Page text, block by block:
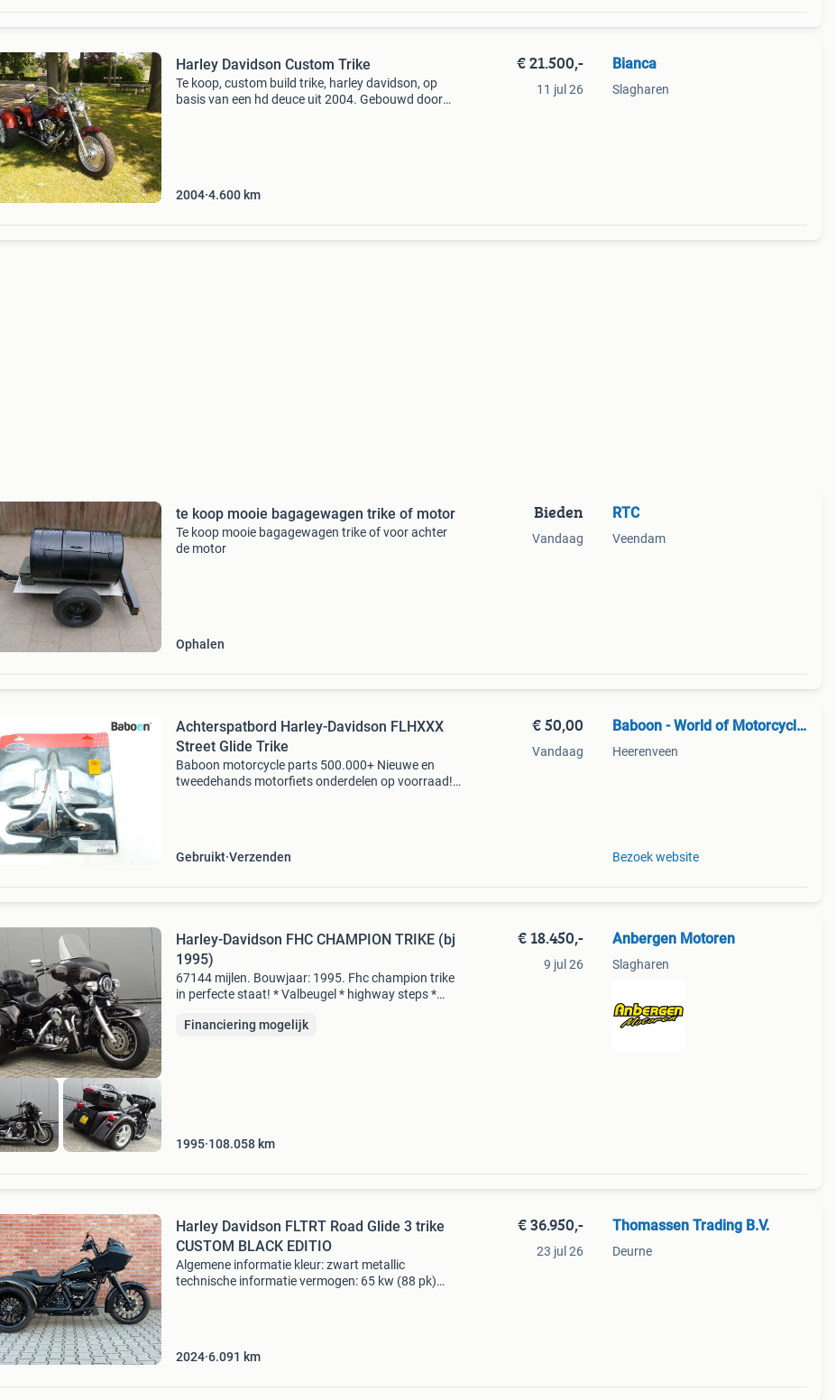
Harley Davidson Custom Trike
Te koop, custom build trike, harley davidson, op
basis van een hd deuce uit 2004. Gebouwd door
2004 4.600 km
€ 21.500,-
11 jul 26
Bianca
Slagharen
te koop mooie bagagewagen trike of motor
Te koop mooie bagagewagen trike of voor achter
de motor
Ophalen
Bieden
Vandaag
RTC
Veendam
Achterspatbord Harley-Davidson FLHXXX
Street Glide Trike
Baboon motorcycle parts 500.000+ Nieuwe en
tweedehands motorfiets onderdelen op voorraad!
Gebruikt Verzenden
€ 50,00
Vandaag
Baboon - World of Motorcycle Parts
Heerenveen
Bezoek website
Harley-Davidson FHC CHAMPION TRIKE (bj
1995)
67144 mijlen. Bouwjaar: 1995. Fhc champion trike
in perfecte staat! * Valbeugel * highway steps *
windscherm * floorboards *... Segment: trike
Financiering mogelijk
1995 108.058 km
€ 18.450,-
9 jul 26
Anbergen Motoren
Slagharen
Harley Davidson FLTRT Road Glide 3 trike
CUSTOM BLACK EDITIO
Algemene informatie kleur: zwart metallic
technische informatie vermogen: 65 kw (88 pk)
2024 6.091 km
€ 36.950,-
23 jul 26
Thomassen Trading B.V.
Deurne